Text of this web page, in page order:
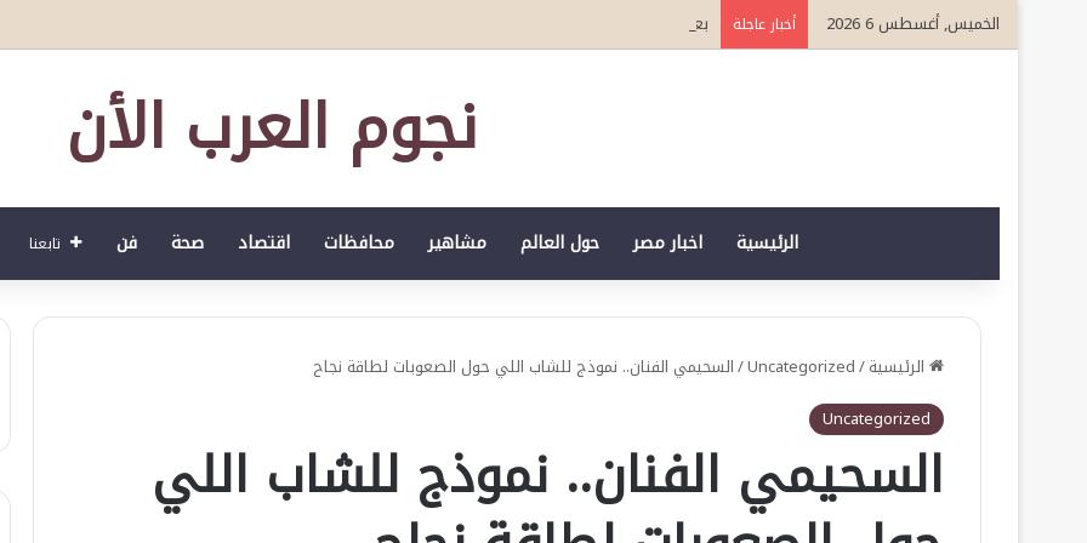
الخميس, أغسطس 6 2026 أخبار عاجلة بعد تتويجه قائدا مؤثرا في القطاع الصحي العمري : وكيلا بمنظمة الامم المتحدة للتدريب والاعلام ال UN MTC بالمملكة ودول الخليج العربي
نجوم العرب الأن
الرئيسية اخبار مصر حول العالم مشاهير محافظات اقتصاد صحة فن تابعنا
الرئيسية/
Uncategorized
/السحيمي الفنان.. نموذج للشاب اللي حول الصعوبات لطاقة نجاح
Uncategorized
السحيمي الفنان.. نموذج للشاب اللي